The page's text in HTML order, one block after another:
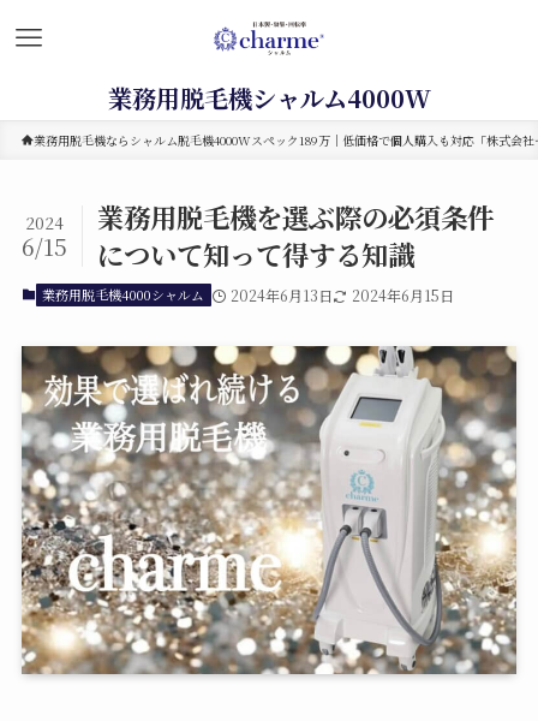
業務用脱毛機シャルム4000W
業務用脱毛機ならシャルム脱毛機4000Wスペック189万｜低価格で個人購入も対応「株式会
業務用脱毛機を選ぶ際の必須条件
について知って得する知識
2024
6/15
業務用脱毛機4000シャルム 2024年6月13日 2024年6月15日